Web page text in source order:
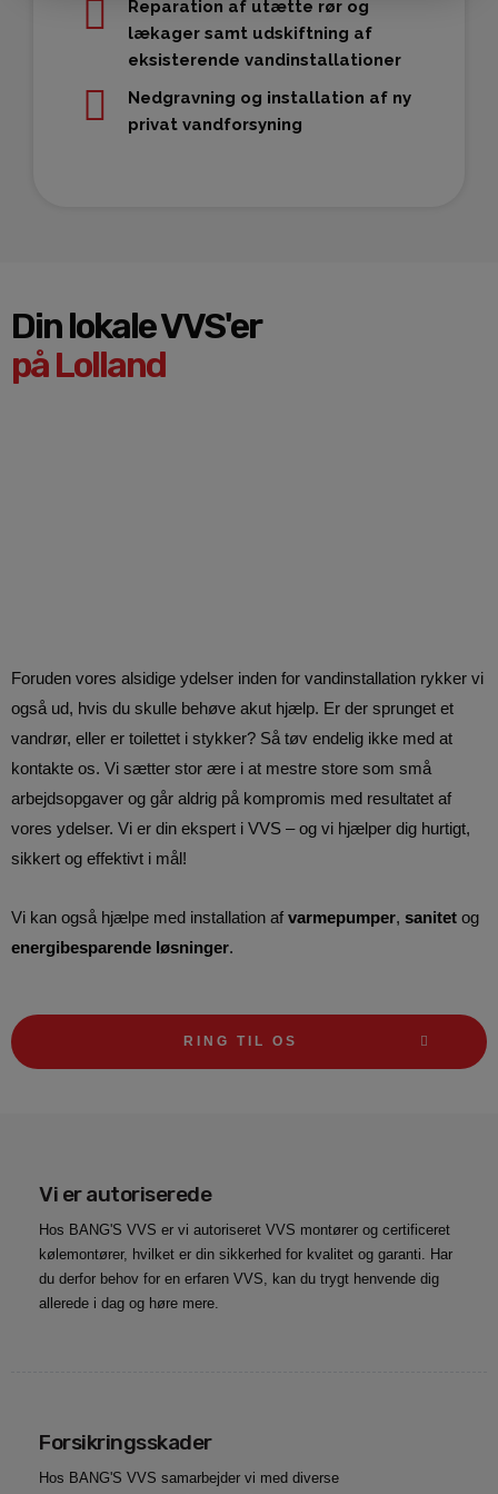
Reparation af utætte rør og
lækager samt udskiftning af
eksisterende vandinstallationer
Nedgravning og installation af ny
privat vandforsyning
Din lokale VVS'er
på Lolland
Foruden vores alsidige ydelser inden for vandinstallation rykker vi
også ud, hvis du skulle behøve akut hjælp. Er der sprunget et
vandrør, eller er toilettet i stykker? Så tøv endelig ikke med at
kontakte os. Vi sætter stor ære i at mestre store som små
arbejdsopgaver og går aldrig på kompromis med resultatet af
vores ydelser. Vi er din ekspert i VVS – og vi hjælper dig hurtigt,
sikkert og effektivt i mål!
Vi kan også hjælpe med installation af varmepumper, sanitet og
energibesparende løsninger.
RING TIL OS
Vi er autoriserede
Hos BANG'S VVS er vi autoriseret VVS montører og certificeret
kølemontører, hvilket er din sikkerhed for kvalitet og garanti. Har
du derfor behov for en erfaren VVS, kan du trygt henvende dig
allerede i dag og høre mere.
Forsikringsskader
Hos BANG'S VVS samarbejder vi med diverse